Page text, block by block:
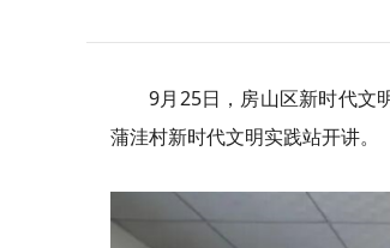
9月25日，房山区新时代文
蒲洼村新时代文明实践站开讲。